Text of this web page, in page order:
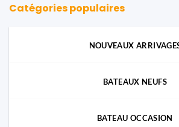
Catégories populaires
NOUVEAUX
BATEAUX NEUFS
BATEAU OCCASION